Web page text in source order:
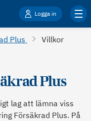
Logga in
Plus
Villkor
Plus
lag att lämna viss
Försäkrad Plus. På